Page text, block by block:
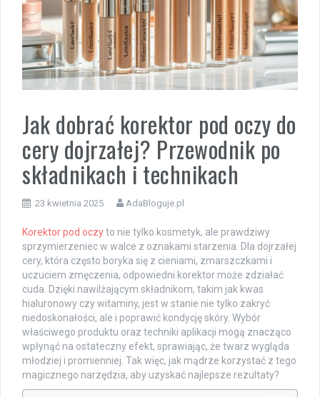
Jak dobrać korektor pod oczy do
cery dojrzałej? Przewodnik po
składnikach i technikach
23 kwietnia 2025 AdaBloguje.pl
Korektor pod oczyto nie tylko kosmetyk, ale prawdziwy
sprzymierzeniec w walce z oznakami starzenia. Dla dojrzałej
cery, która często boryka się z cieniami, zmarszczkami i
uczuciem zmęczenia, odpowiedni korektor może zdziałać
cuda. Dzięki nawilżającym składnikom, takim jak kwas
hialuronowy czy witaminy, jest w stanie nie tylko zakryć
niedoskonałości, ale i poprawić kondycję skóry. Wybór
właściwego produktu oraz techniki aplikacji mogą znacząco
wpłynąć na ostateczny efekt, sprawiając, że twarz wygląda
młodziej i promienniej. Tak więc, jak mądrze korzystać z tego
magicznego narzędzia, aby uzyskać najlepsze rezultaty?